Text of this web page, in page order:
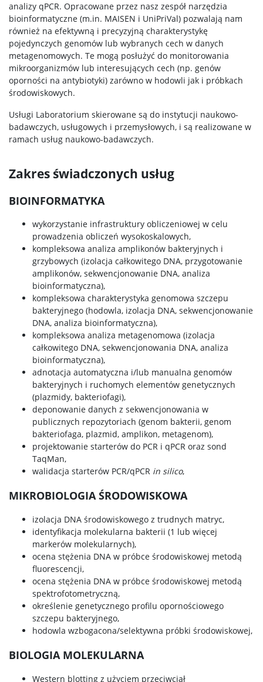
analizy qPCR. Opracowane przez nasz zespół narzędzia
bioinformatyczne (m.in. MAISEN i UniPriVal) pozwalają nam
również na efektywną i precyzyjną charakterystykę
pojedynczych genomów lub wybranych cech w danych
metagenomowych. Te mogą posłużyć do monitorowania
mikroorganizmów lub interesujących cech (np. genów
oporności na antybiotyki) zarówno w hodowli jak i próbkach
środowiskowych.
Usługi Laboratorium skierowane są do instytucji naukowo-
badawczych, usługowych i przemysłowych, i są realizowane w
ramach usług naukowo-badawczych.
Zakres świadczonych usług
BIOINFORMATYKA
wykorzystanie infrastruktury obliczeniowej w celu
prowadzenia obliczeń wysokoskalowych,
kompleksowa analiza amplikonów bakteryjnych i
grzybowych (izolacja całkowitego DNA, przygotowanie
amplikonów, sekwencjonowanie DNA, analiza
bioinformatyczna),
kompleksowa charakterystyka genomowa szczepu
bakteryjnego (hodowla, izolacja DNA, sekwencjonowanie
DNA, analiza bioinformatyczna),
kompleksowa analiza metagenomowa (izolacja
całkowitego DNA, sekwencjonowania DNA, analiza
bioinformatyczna),
adnotacja automatyczna i/lub manualna genomów
bakteryjnych i ruchomych elementów genetycznych
(plazmidy, bakteriofagi),
deponowanie danych z sekwencjonowania w
publicznych repozytoriach (genom bakterii, genom
bakteriofaga, plazmid, amplikon, metagenom),
projektowanie starterów do PCR i qPCR oraz sond
TaqMan,
walidacja starterów PCR/qPCR in silico,
MIKROBIOLOGIA ŚRODOWISKOWA
izolacja DNA środowiskowego z trudnych matryc,
identyfikacja molekularna bakterii (1 lub więcej
markerów molekularnych),
ocena stężenia DNA w próbce środowiskowej metodą
fluorescencji,
ocena stężenia DNA w próbce środowiskowej metodą
spektrofotometryczną,
określenie genetycznego profilu opornościowego
szczepu bakteryjnego,
hodowla wzbogacona/selektywna próbki środowiskowej,
BIOLOGIA MOLEKULARNA
Western blotting z użyciem przeciwciał